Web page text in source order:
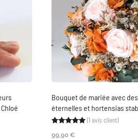
sur notation client
Bouquet de mariée avec
éternelles et hortensias
Noté 5.00sur 5
1
(1 avis client)
99,90 €